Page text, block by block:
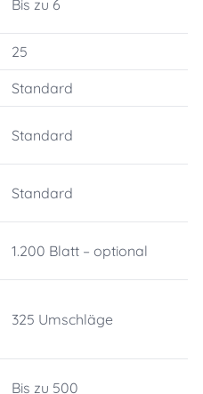
Bis zu 6
25
Standard
Standard
Standard
1.200 Blatt – optional
325 Umschläge
Bis zu 500